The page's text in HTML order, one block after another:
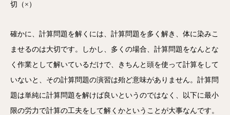
切（×）
確かに、計算問題を解くには、計算問題を多く解き、体に染みこ
ませるのは大切です。しかし、多くの場合、計算問題をなんとな
く作業として解いているだけで、きちんと頭を使って計算をして
いないと、その計算問題の演習は殆ど意味がありません。計算問
題は単純に計算問題を解けば良いというのではなく、以下に最小
限の労力で計算の工夫をして解くかということが大事なんです。